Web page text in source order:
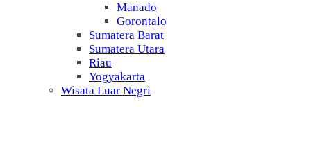
Manado
Gorontalo
Sumatera Barat
Sumatera Utara
Riau
Yogyakarta
Wisata Luar Negri